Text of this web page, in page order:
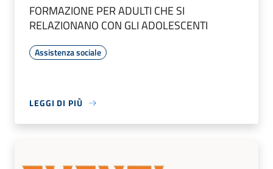
FORMAZIONE PER ADULTI CHE SI
RELAZIONANO CON GLI ADOLESCENTI
Assistenza sociale
LEGGI DI PIÙ